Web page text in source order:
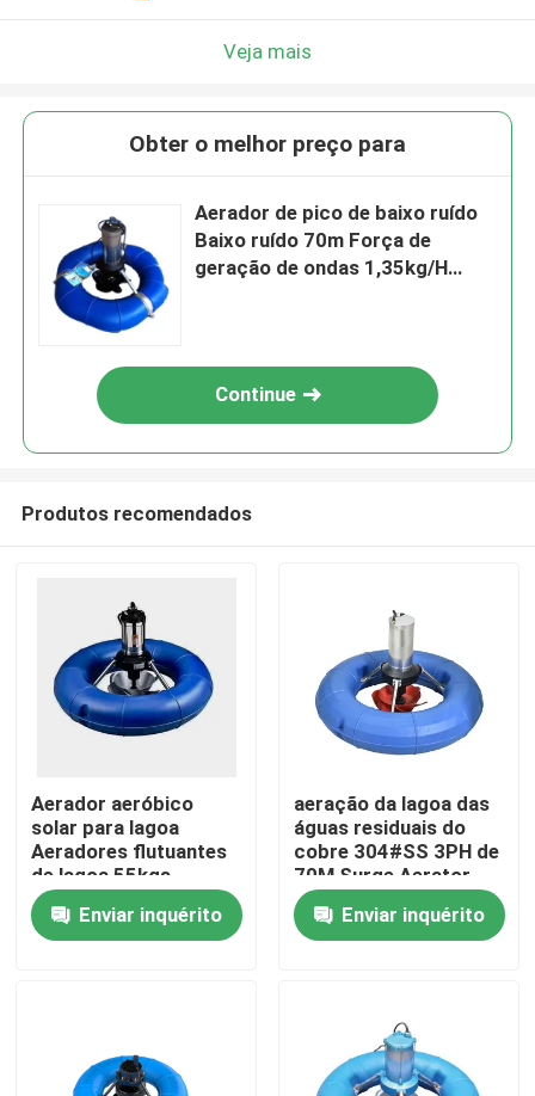
Casa
Vídeos
Veja mais
Obter o melhor preço para
Aerador de pico de baixo ruído
Baixo ruído 70m Força de
geração de ondas 1,35kg/H
Continue
Produtos recomendados
Aerador aeróbico
solar para lagoa
Aeradores flutuantes
de lagoa 55kgs
1,35kg/h
Enviar inquérito
aeração da lagoa das
águas residuais do
cobre 304#SS 3PH de
70M Surge Aerator
Host
Enviar inquérito